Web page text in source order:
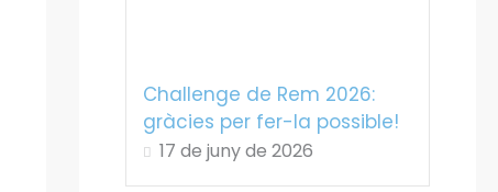
Challenge de Rem 2026:
gràcies per fer-la possible!
17 de juny de 2026